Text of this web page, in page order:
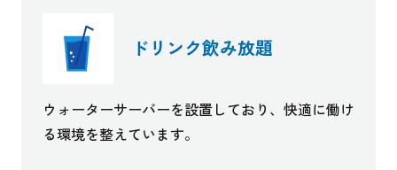
ドリンク飲み放題
ウォーターサーバーを設置しており、快適に働け
る環境を整えています。